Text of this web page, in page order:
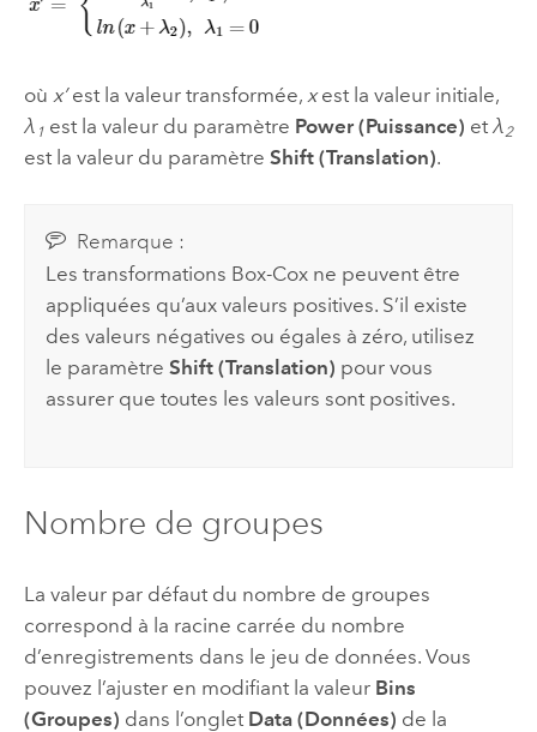
où x’est la valeur transformée, xest la valeur initiale,
λ 1est la valeur du paramètre Power (Puissance) et λ 2
est la valeur du paramètre Shift (Translation).
Remarque :
Les transformations Box-Cox ne peuvent être
appliquées qu’aux valeurs positives. S’il existe
des valeurs négatives ou égales à zéro, utilisez
le paramètreShift (Translation) pour vous
assurer que toutes les valeurs sont positives.
Nombre de groupes
La valeur par défaut du nombre de groupes
correspond à la racine carrée du nombre
d’enregistrements dans le jeu de données. Vous
pouvez l’ajuster en modifiant la valeur Bins
(Groupes) dans l’onglet Data (Données) de la